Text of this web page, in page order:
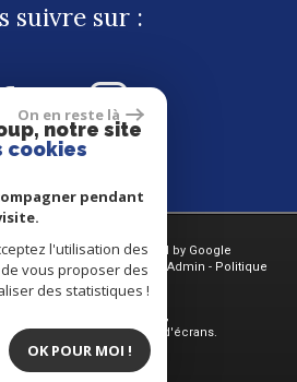
suivre sur :
| Traduction powered by Google
-Nos honoraires-Liens Admin - Politique
RGPD
compatible multi-supports,
adaptable à tous les types d'écrans.
On en reste là
notre site
cookies
pendant
l'utilisation des
vous proposer des
des statistiques !
OK POUR MOI !